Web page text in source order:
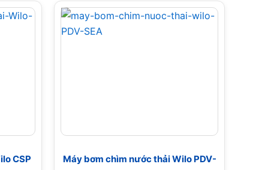
CSP
Máy bơm chìm nước thải Wilo PDV-